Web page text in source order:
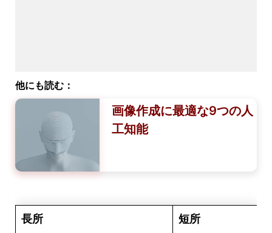
他にも読む：
画像作成に最適な9つの人
工知能
長所 短所